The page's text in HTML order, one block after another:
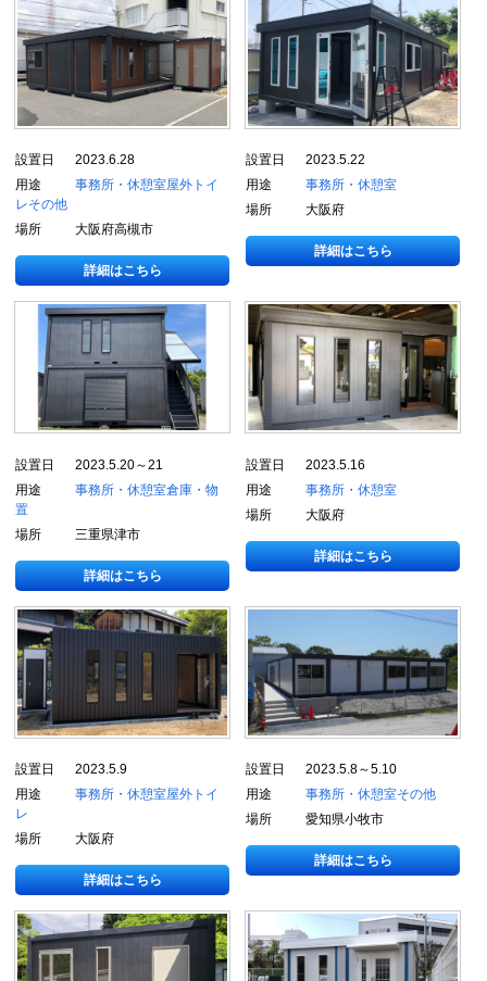
設置日
2023.6.28
用途
事務所・休憩室屋外トイ
レその他
場所
大阪府高槻市
詳細はこちら
設置日
2023.5.22
用途
事務所・休憩室
場所
大阪府
詳細はこちら
設置日
2023.5.20～21
用途
事務所・休憩室倉庫・物
置
場所
三重県津市
詳細はこちら
設置日
2023.5.16
用途
事務所・休憩室
場所
大阪府
詳細はこちら
設置日
2023.5.9
用途
事務所・休憩室屋外トイ
レ
場所
大阪府
詳細はこちら
設置日
2023.5.8～5.10
用途
事務所・休憩室その他
場所
愛知県小牧市
詳細はこちら